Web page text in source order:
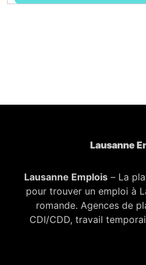
Lausanne
Lausanne Emplois– La
pour trouver un emploi à
romande. Agences de
CDI/CDD, travail